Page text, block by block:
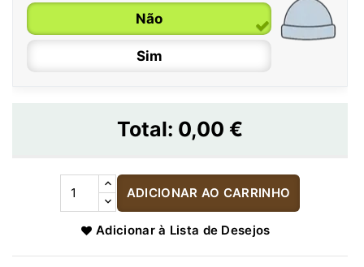
Não
Sim
Total: 0,00 €
ADICIONAR AO CARRINHO
Adicionar à Lista de Desejos